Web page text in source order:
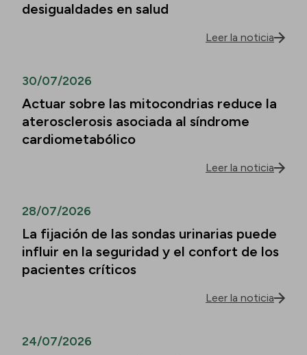
desigualdades en salud
Leer la noticia
30/07/2026
Actuar sobre las mitocondrias reduce la
aterosclerosis asociada al síndrome
cardiometabólico
Leer la noticia
28/07/2026
La fijación de las sondas urinarias puede
influir en la seguridad y el confort de los
pacientes críticos
Leer la noticia
24/07/2026